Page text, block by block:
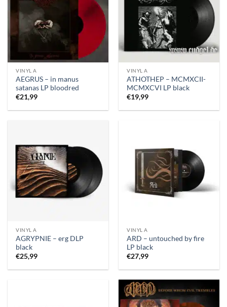
VINYL A
AEGRUS – in manus
satanas LP bloodred
€21,99
VINYL A
ATHOTHEP – MCMXCII-
MCMXCVI LP black
€19,99
VINYL A
AGRYPNIE – erg DLP
black
€25,99
VINYL A
ARD – untouched by fire
LP black
€27,99